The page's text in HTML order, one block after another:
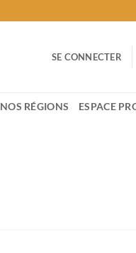
SE CONNECTER
NOS RÉGIONS ESPACE